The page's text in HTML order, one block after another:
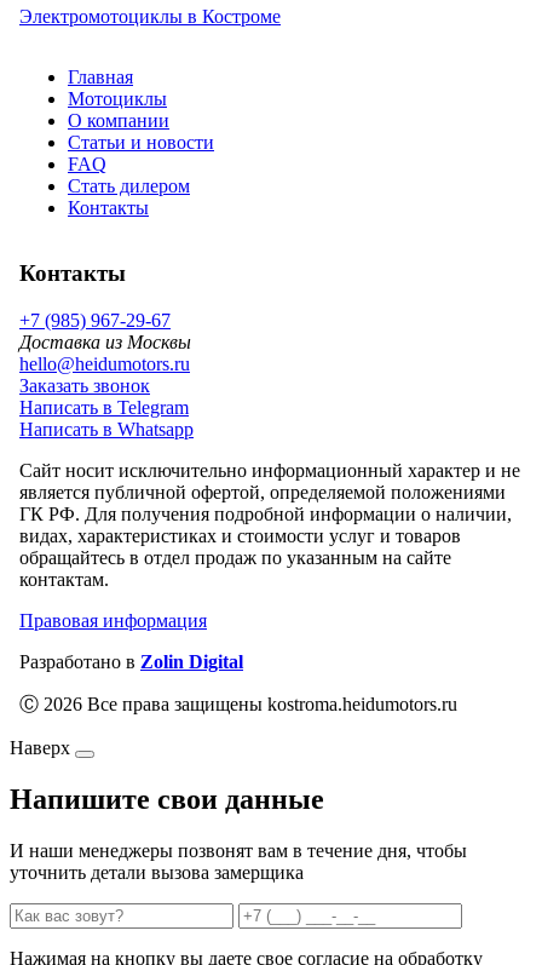
Электромотоциклы в Костроме
Главная
Мотоциклы
О компании
Статьи и новости
FAQ
Стать дилером
Контакты
Контакты
+7 (985) 967-29-67
Доставка из Москвы
hello@heidumotors.ru
Заказать звонок
Написать в Telegram
Написать в Whatsapp
Сайт носит исключительно информационный характер и не
является публичной офертой, определяемой положениями
ГК РФ. Для получения подробной информации о наличии,
видах, характеристиках и стоимости услуг и товаров
обращайтесь в отдел продаж по указанным на сайте
контактам.
Правовая информация
Разработано в Zolin Digital
Ⓒ 2026 Все права защищены kostroma.heidumotors.ru
Наверх
Напишите свои данные
И наши менеджеры позвонят вам в течение дня, чтобы
уточнить детали вызова замерщика
Нажимая на кнопку вы даете свое согласие на обработку